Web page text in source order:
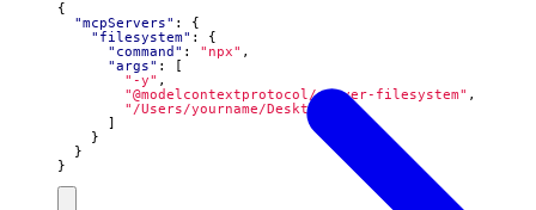
{
"mcpServers" :
{
"filesystem" :
{
"command" : "npx" ,
"args" :
[
"-y" ,
"@modelcontextprotocol/server-filesystem" ,
"/Users/yourname/Desktop"
]
}
}
}